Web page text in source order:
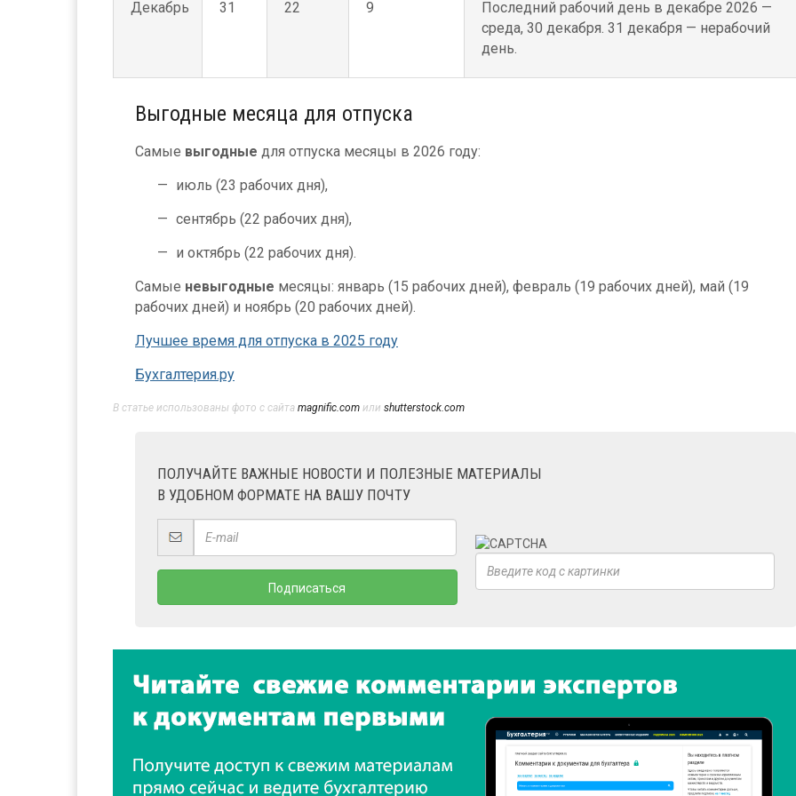
Декабрь 31 22 9
Последний рабочий день в декабре 2026 —
среда, 30 декабря. 31 декабря — нерабочий
день.
Выгодные месяца для отпуска
Самые выгодные для отпуска месяцы в 2026 году:
июль (23 рабочих дня),
сентябрь (22 рабочих дня),
и октябрь (22 рабочих дня).
Самые невыгодные месяцы: январь (15 рабочих дней), февраль (19 рабочих дней), май (19
рабочих дней) и ноябрь (20 рабочих дней).
Лучшее время для отпуска в 2025 году
Бухгалтерия.ру
В статье использованы фото с сайта magnific.com или shutterstock.com
ПОЛУЧАЙТЕ ВАЖНЫЕ НОВОСТИ И ПОЛЕЗНЫЕ МАТЕРИАЛЫ
В УДОБНОМ ФОРМАТЕ НА ВАШУ ПОЧТУ